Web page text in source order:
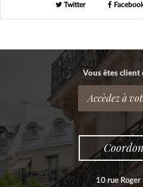
Twitter
Vous êtes client
Accèdez à
10 rue Roger